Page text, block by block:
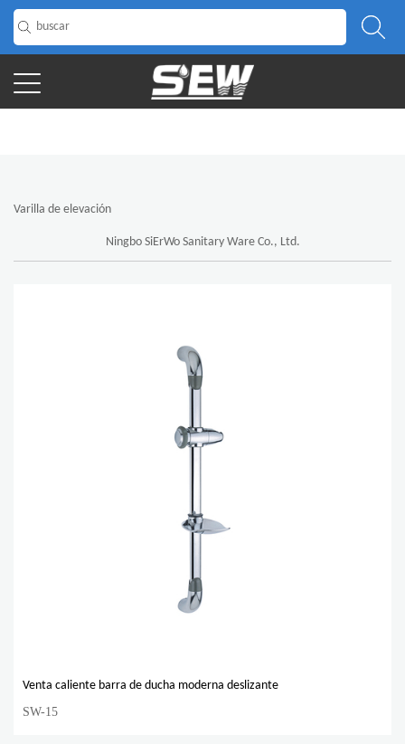
INICIO / Varilla de elevación
Varilla de elevación
Ningbo SiErWo Sanitary Ware Co., Ltd.
Venta caliente barra de ducha moderna deslizante
SW-15